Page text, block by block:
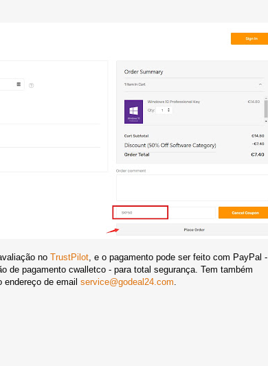
no TrustPilot , e o pagamento pode ser feito com PayPal -
de pagamento cwalletco - para total segurança. Tem também
endereço de email service@godeal24.com